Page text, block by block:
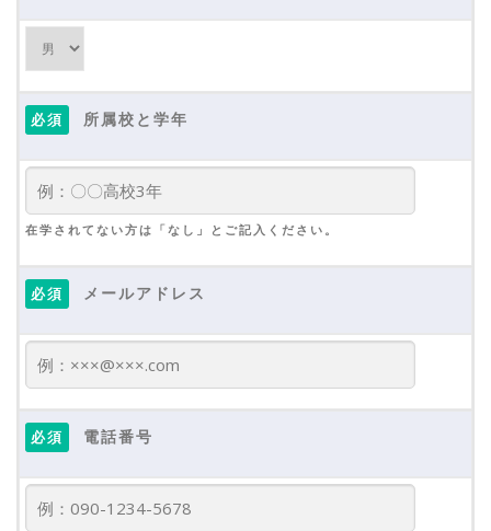
(4)その他会則に定めのない事項、活動や運営に関する審議事項
第１２条 事業年度
本地域クラブの事業年度は、毎年４月１日に始まり、翌年３月３１日ま
第１３条 事務所
本地域クラブの事務を処理するため、土浦市小松1-21-12に事務所を置
く。
会員の同意がない限り、第三者に個人情報を提供することはない。ただ
し、生徒の活動内容や活動実績について、その生徒の所属校と必要に応じ
た情報共有を行う。また、活動中に記録された写真・映像・音声に関する
一切の権限は本地域クラブに帰属するものとし、本地域クラブホームペー
ジやその他の媒体・資料・取材などに使用されることがある。
1. 本地域クラブの活動中に発生した傷害事故等について、本地域クラブ
および指導者に責務はなく、各人加入の保険金以外の補償はないものとす
る。なお、傷害時における出費は保険金取分以外すべて自己負担とする。
2. 本地域クラブ活動中に会員の不注意等で使用施設を破損してしまった
【附則】本規約は、2024年6月4日より施行する。
必須 所属校と学年
在学されてない方は「なし」とご記入ください。
必須 メールアドレス
必須 電話番号